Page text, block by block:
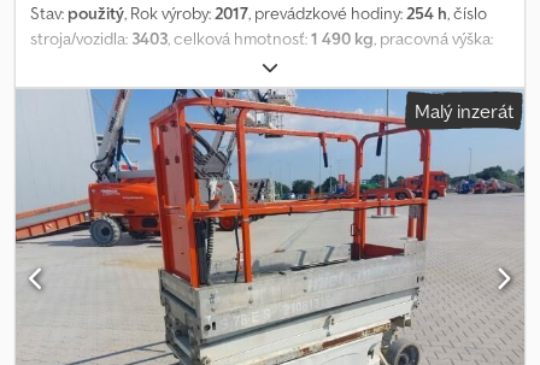
Stav: použitý, Rok výroby: 2017, prevádzkové hodiny: 254 h, číslo
stroja/vozidla: 3403 , celková hmotnosť:1 490 kg , pracovná výška:
, typ motora: elektrický, výrobca: JLG Codezb S Smepfx
Acfoha
Malý inzerát